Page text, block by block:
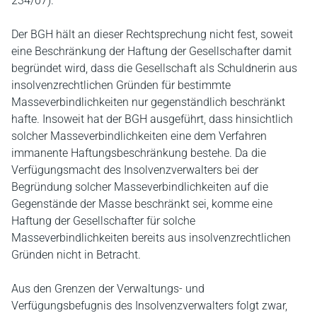
Der BGH hält an dieser Rechtsprechung nicht fest, soweit
eine Beschränkung der Haftung der Gesellschafter damit
begründet wird, dass die Gesellschaft als Schuldnerin aus
insolvenzrechtlichen Gründen für bestimmte
Masseverbindlichkeiten nur gegenständlich beschränkt
hafte. Insoweit hat der BGH ausgeführt, dass hinsichtlich
solcher Masseverbindlichkeiten eine dem Verfahren
immanente Haftungsbeschränkung bestehe. Da die
Verfügungsmacht des Insolvenzverwalters bei der
Begründung solcher Masseverbindlichkeiten auf die
Gegenstände der Masse beschränkt sei, komme eine
Haftung der Gesellschafter für solche
Masseverbindlichkeiten bereits aus insolvenzrechtlichen
Gründen nicht in Betracht.
Aus den Grenzen der Verwaltungs- und
Verfügungsbefugnis des Insolvenzverwalters folgt zwar,